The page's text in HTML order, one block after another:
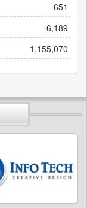
651
6,189
1,155,070